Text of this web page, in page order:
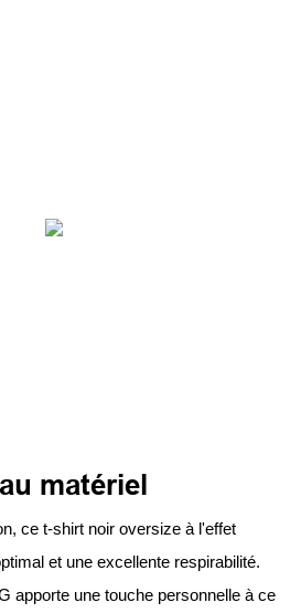
matériel
ce t-shirt noir oversize à l'effet
et une excellente respirabilité.
apporte une touche personnelle à ce